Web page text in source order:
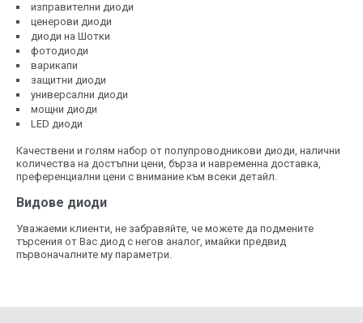
изправителни диоди
ценерови диоди
диоди на Шотки
фотодиоди
варикапи
защитни диоди
универсални диоди
мощни диоди
LED диоди
Качествени и голям набор от полупроводникови диоди, налични
количества на достъпни цени, бърза и навременна доставка,
преференциални цени с внимание към всеки детайл.
Видове диоди
Уважаеми клиенти, не забравяйте, че можете да подмените
търсения от Вас диод с негов аналог, имайки предвид
първоначалните му параметри.